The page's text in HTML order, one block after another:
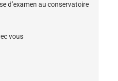
d’examen au conservatoire
vous